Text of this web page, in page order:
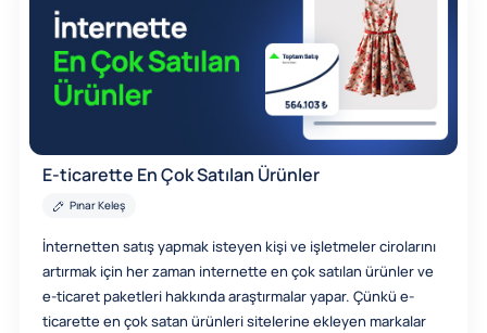
E-ticarette En Çok Satılan Ürünler
Pınar Keleş
İnternetten satış yapmak isteyen kişi ve işletmeler cirolarını
artırmak için her zaman internette en çok satılan ürünler ve
e-ticaret paketleri hakkında araştırmalar yapar. Çünkü e-
ticarette en çok satan ürünleri sitelerine ekleyen markalar